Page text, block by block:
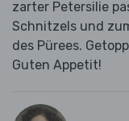
zarter Petersilie
Schnitzels und
des Pürees.
Guten Appetit!